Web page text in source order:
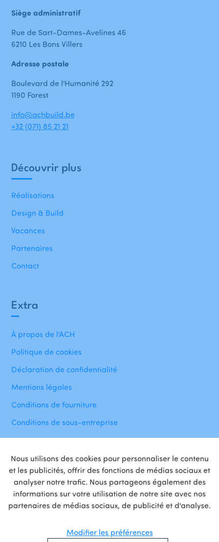
Nous utilisons des cookies pour personnaliser le contenu
et les publicités, offrir des fonctions de médias sociaux et
analyser notre trafic. Nous partageons également des
informations sur votre utilisation de notre site avec nos
partenaires de médias sociaux, de publicité et d'analyse.
Modifier les préférences
Extra
À propos de l'ACH
Politique de cookies
Déclaration de confidentialité
Mentions légales
Conditions de fourniture
Conditions de sous-entreprise
Découvrir plus
Réalisations
Design & Build
Vacances
Partenaires
Contact
Siège administratif
Rue de Sart-Dames-Avelines 46
6210 Les Bons Villers
Adresse postale
Boulevard de l'Humanité 292
1190 Forest
info@achbuild.be
+32 (071) 85 21 21
Fièrepartenairede